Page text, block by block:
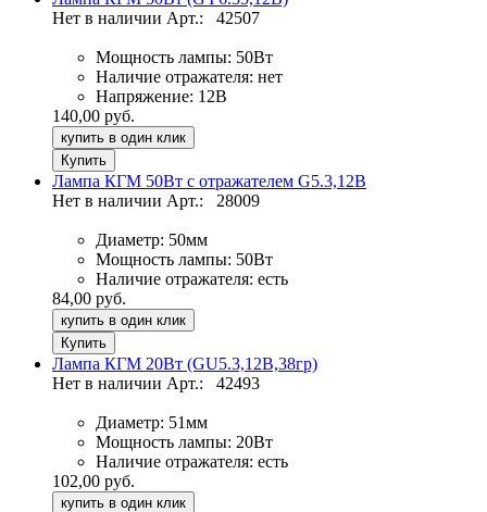
Нет в наличии Арт.: 42507
Мощность лампы: 50Вт
Наличие отражателя: нет
Напряжение: 12В
140,00 руб.
купить в один клик
Лампа КГМ 50Вт с отражателем G5.3,12В
Нет в наличии Арт.: 28009
Диаметр: 50мм
Мощность лампы: 50Вт
Наличие отражателя: есть
84,00 руб.
купить в один клик
Лампа КГМ 20Вт (GU5.3,12В,38гр)
Нет в наличии Арт.: 42493
Диаметр: 51мм
Мощность лампы: 20Вт
Наличие отражателя: есть
102,00 руб.
купить в один клик